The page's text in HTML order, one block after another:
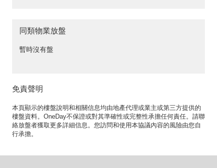
同類物業放盤
暫時沒有盤
免責聲明
本頁顯示的樓盤說明和相關信息均由地產代理或業主或第三方提供的
樓盤資料。OneDay不保證或對其準確性或完整性承擔任何責任。請聯
絡放盤者獲取更多詳細信息。您訪問和使用本協議內容的風險由您自
行承擔。